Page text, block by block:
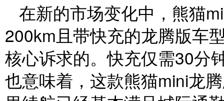
在新的市场变化中，熊猫
200km且带快充的龙腾版车
核心诉求的。快充仅需30分
也意味着，这款熊猫mini龙